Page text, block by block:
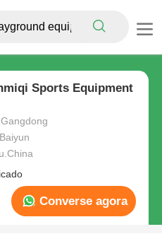
Sports Equipment
Converse agora